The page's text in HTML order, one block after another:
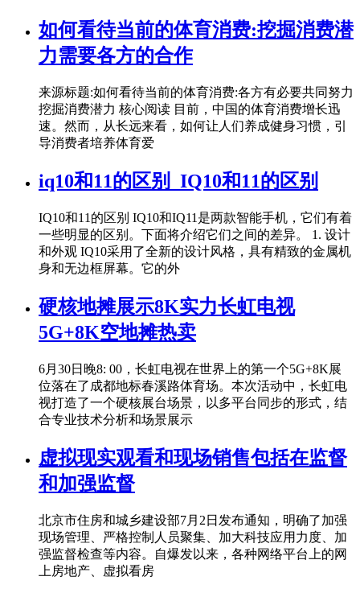
如何看待当前的体育消费:挖掘消费潜
力需要各方的合作
来源标题:如何看待当前的体育消费:各方有必要共同努力
挖掘消费潜力 核心阅读 目前，中国的体育消费增长迅
速。然而，从长远来看，如何让人们养成健身习惯，引
导消费者培养体育爱
iq10和11的区别_IQ10和11的区别
IQ10和11的区别 IQ10和IQ11是两款智能手机，它们有着
一些明显的区别。下面将介绍它们之间的差异。 1. 设计
和外观 IQ10采用了全新的设计风格，具有精致的金属机
身和无边框屏幕。它的外
硬核地摊展示8K实力长虹电视
5G+8K空地摊热卖
6月30日晚8: 00，长虹电视在世界上的第一个5G+8K展
位落在了成都地标春溪路体育场。本次活动中，长虹电
视打造了一个硬核展台场景，以多平台同步的形式，结
合专业技术分析和场景展示
虚拟现实观看和现场销售包括在监督
和加强监督
北京市住房和城乡建设部7月2日发布通知，明确了加强
现场管理、严格控制人员聚集、加大科技应用力度、加
强监督检查等内容。自爆发以来，各种网络平台上的网
上房地产、虚拟看房